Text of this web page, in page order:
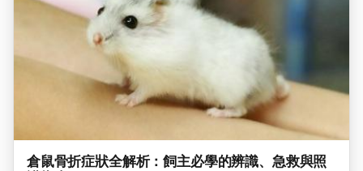
倉鼠骨折症狀全解析：飼主必學的辨識、急救與照